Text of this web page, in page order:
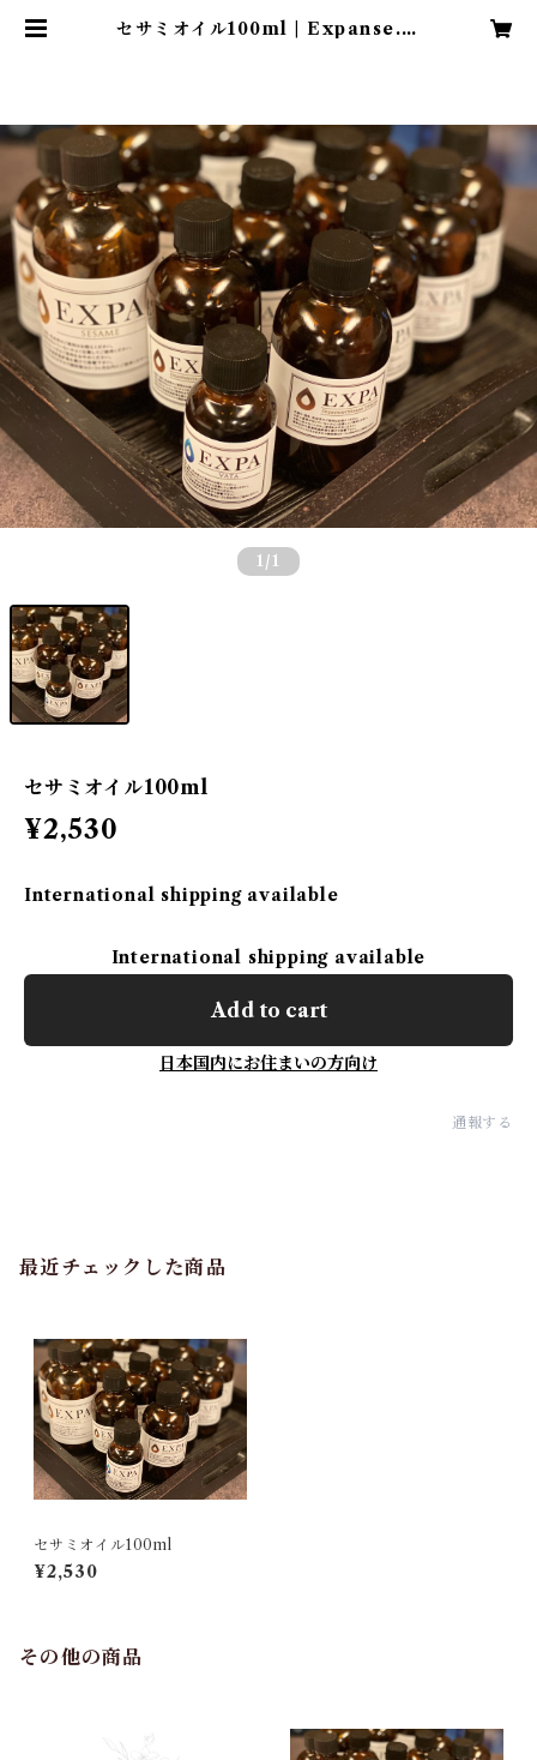
セサミオイル100ml | Expanse..S
1 /1
セサミオイル100ml
¥2,530
International shipping available
International shipping available
Add to cart
日本国内にお住まいの方向け
通報する
最近チェックした商品
セサミオイル100ml
¥2,530
その他の商品